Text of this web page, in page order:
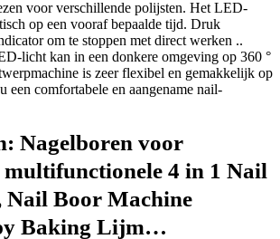
voor verschillende polijsten. Het LED-
op een vooraf bepaalde tijd. Druk
om te stoppen met direct werken ..
licht kan in een donkere omgeving op 360 °
is zeer flexibel en gemakkelijk op
een comfortabele en aangename nail-
Nagelboren voor
multifunctionele 4 in 1 Nail
Boor Machine
Baking Lijm…